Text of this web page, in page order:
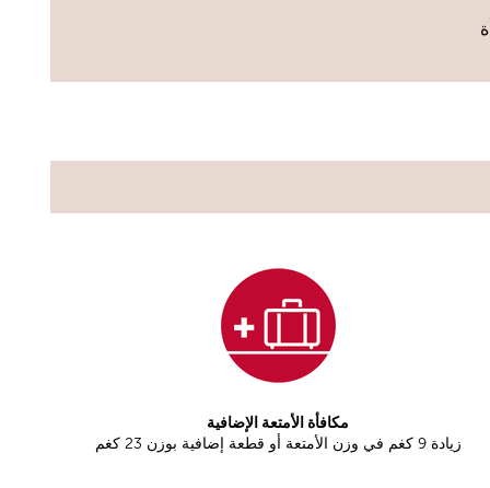
مكافأة الأمتعة الإضافية
زيادة 9 كغم في وزن الأمتعة أو قطعة إضافية بوزن 23 كغم